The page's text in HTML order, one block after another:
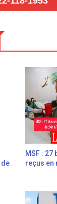
de
MSF :
reçus en